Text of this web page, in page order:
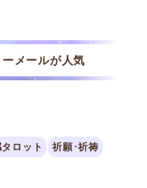
メールが人気
ロット 祈願･祈祷